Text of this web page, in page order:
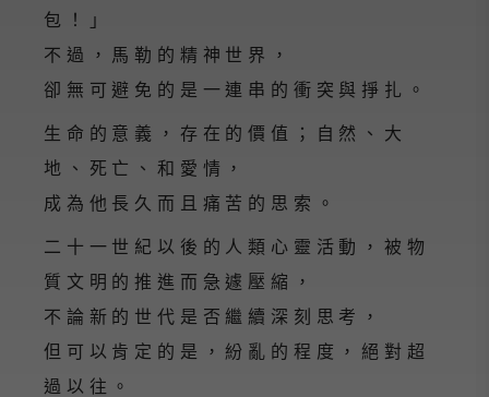
包！」
不過，馬勒的精神世界，
卻無可避免的是一連串的衝突與掙扎。
生命的意義，存在的價值；自然、大
地、死亡、和愛情，
成為他長久而且痛苦的思索。
二十一世紀以後的人類心靈活動，被物
質文明的推進而急遽壓縮，
不論新的世代是否繼續深刻思考，
但可以肯定的是，紛亂的程度，絕對超
過以往。